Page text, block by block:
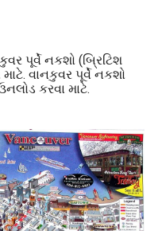
પૂર્વે નકશો (બ્રિટિશ
વાનકુવર પૂર્વે નકશો
કરવા માટે.